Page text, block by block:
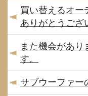
買い替えるオー
ありがとうござ
また機会があり
す。
サブウーファー